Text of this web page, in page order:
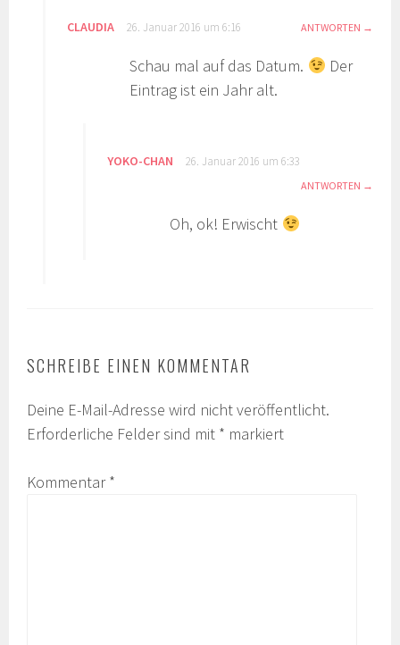
CLAUDIA 26. Januar 2016 um 6:16 ANTWORTEN
Schau mal auf das Datum.
Der
Eintrag ist ein Jahr alt.
YOKO-CHAN 26. Januar 2016 um 6:33
ANTWORTEN
Oh, ok! Erwischt
SCHREIBE EINEN KOMMENTAR
Deine E-Mail-Adresse wird nicht veröffentlicht.
Erforderliche Felder sind mit * markiert
Kommentar*